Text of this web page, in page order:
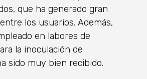
que ha generado gran
los usuarios. Además,
en labores de
la inoculación de
sido muy bien recibido.